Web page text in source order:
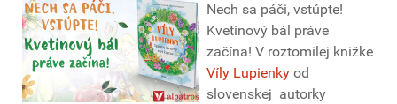
Nech sa páči, vstúpte!
Kvetinový bál práve
začína! V roztomilej knižke
Víly Lupienky od
slovenskej autorky